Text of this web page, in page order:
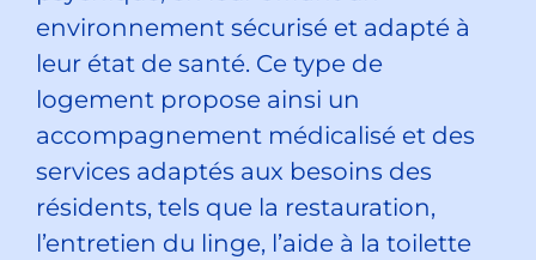
environnement sécurisé et adapté à
leur état de santé. Ce type de
logement propose ainsi un
accompagnement médicalisé et des
services adaptés aux besoins des
résidents, tels que la restauration,
l’entretien du linge, l’aide à la toilette